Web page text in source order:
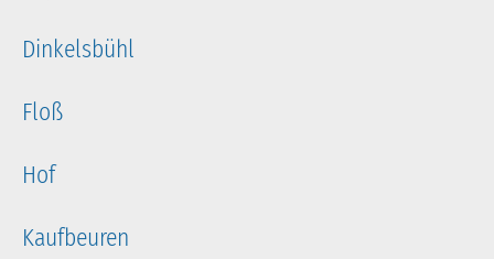
Dinkelsbühl
Floß
Hof
Kaufbeuren